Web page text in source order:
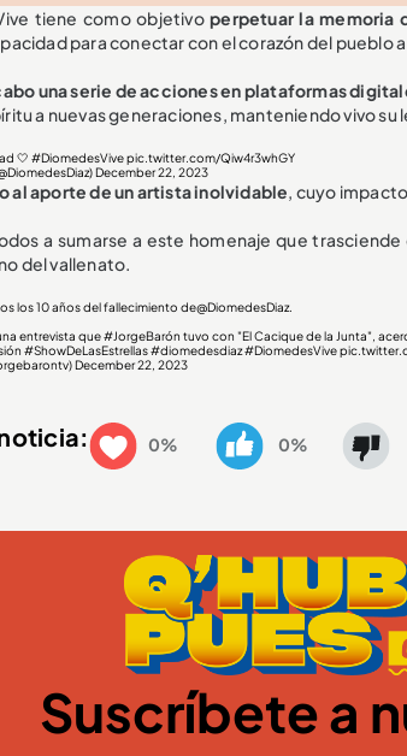
tiene como objetivoperpetuar la memoria
para conectar con el corazón del pueblo
una serie de acciones en plataformas
a nuevas generaciones, manteniendo vivo
🤍 #DiomedesVive pic.twitter.com/Qiw4r3whGY
December 22, 2023
al aporte de un artista inolvidable, cuyo
a sumarse a este homenaje que
del vallenato.
los 10 años del fallecimiento de@DiomedesDiaz.
entrevista que#JorgeBarón tuvo con "El Cacique de la Junta",
#ShowDeLasEstrellas #diomedesdiaz #DiomedesVive
December 22, 2023
0% 0%
Suscríbete a